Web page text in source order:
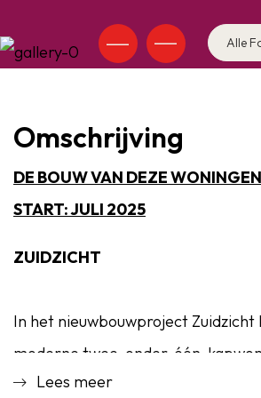
Alle
Omschrijving
DE BOUW VAN DEZE
START: JULI 2025
ZUIDZICHT
In het nieuwbouwproject Zuidzicht
moderne twee-onder-één-
vormgegeven, met lekker veel
Lees meer